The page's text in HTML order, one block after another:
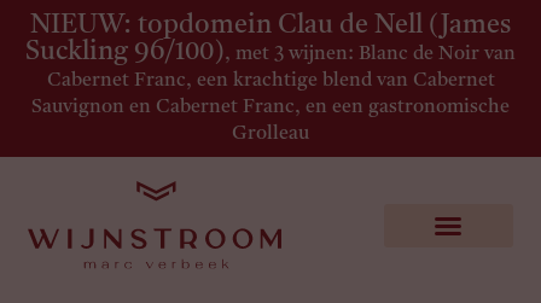
NIEUW: topdomein Clau de Nell (James
Suckling 96/100), met 3 wijnen: Blanc de Noir van
Cabernet Franc, een krachtige blend van Cabernet
Sauvignon en Cabernet Franc, en een gastronomische
Grolleau